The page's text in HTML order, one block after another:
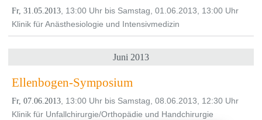
Fr, 31.05.2013 , 13:00 Uhr bis Samstag, 01.06.2013, 13:00 Uhr
Klinik für Anästhesiologie und Intensivmedizin
Juni 2013
Ellenbogen-Symposium
Fr, 07.06.2013 , 13:00 Uhr bis Samstag, 08.06.2013, 12:30 Uhr
Klinik für Unfallchirurgie/Orthopädie und Handchirurgie